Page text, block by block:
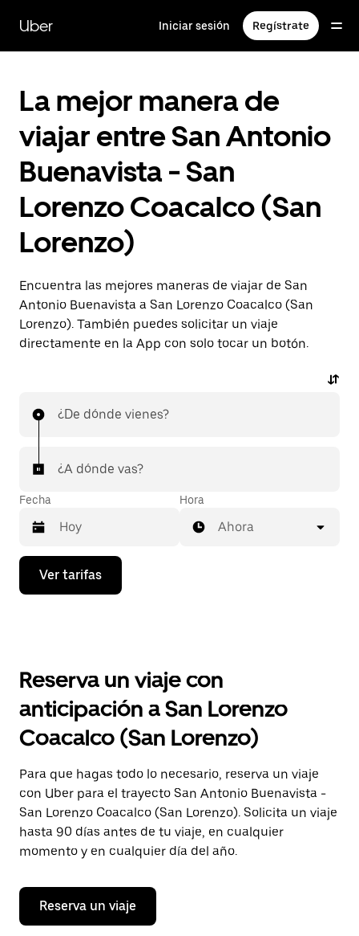
contenido
principal
Uber Iniciar sesión Regístrate
La mejor manera de
viajar entre San Antonio
Buenavista - San
Lorenzo Coacalco (San
Lorenzo)
Encuentra las mejores maneras de viajar de San
Antonio Buenavista a San Lorenzo Coacalco (San
Lorenzo). También puedes solicitar un viaje
directamente en la App con solo tocar un botón.
¿De dónde vienes?
¿A dónde vas?
Fecha
Presiona
flecha
el
y
selecciona
una
Presiona
la
tecla Esc
para
cerrar
el
calendario.
Hora
Ahora
Ver tarifas
Reserva un viaje con
anticipación a San Lorenzo
Coacalco (San Lorenzo)
Para que hagas todo lo necesario, reserva un viaje
con Uber para el trayecto San Antonio Buenavista -
San Lorenzo Coacalco (San Lorenzo). Solicita un viaje
hasta 90 días antes de tu viaje, en cualquier
momento y en cualquier día del año.
Reserva un viaje